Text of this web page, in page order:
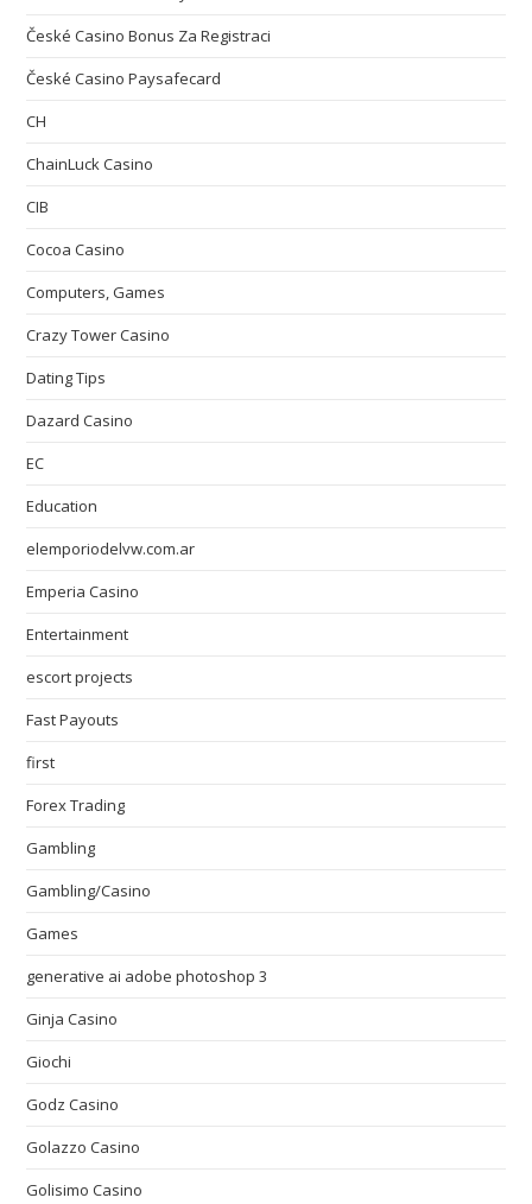
České Casino Bonus Za Registraci
České Casino Paysafecard
CH
ChainLuck Casino
CIB
Cocoa Casino
Computers, Games
Crazy Tower Сasino
Dating Tips
Dazard Casino
EC
Education
elemporiodelvw.com.ar
Emperia Casino
Entertainment
escort projects
Fast Payouts
first
Forex Trading
Gambling
Gambling/Casino
Games
generative ai adobe photoshop 3
Ginja Casino
Giochi
Godz Casino
Golazzo Casino
Golisimo Casino